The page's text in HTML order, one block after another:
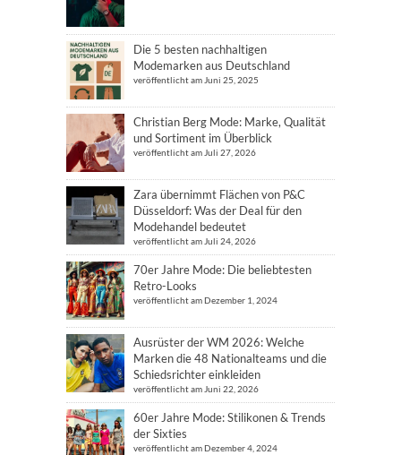
Die 5 besten nachhaltigen
Modemarken aus Deutschland
veröffentlicht am Juni 25, 2025
Christian Berg Mode: Marke, Qualität
und Sortiment im Überblick
veröffentlicht am Juli 27, 2026
Zara übernimmt Flächen von P&C
Düsseldorf: Was der Deal für den
Modehandel bedeutet
veröffentlicht am Juli 24, 2026
70er Jahre Mode: Die beliebtesten
Retro-Looks
veröffentlicht am Dezember 1, 2024
Ausrüster der WM 2026: Welche
Marken die 48 Nationalteams und die
Schiedsrichter einkleiden
veröffentlicht am Juni 22, 2026
60er Jahre Mode: Stilikonen & Trends
der Sixties
veröffentlicht am Dezember 4, 2024